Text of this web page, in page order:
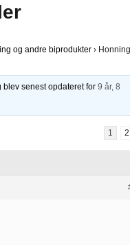
og andre biprodukter ›
blev senest opdateret for 9 år, 8
1 2